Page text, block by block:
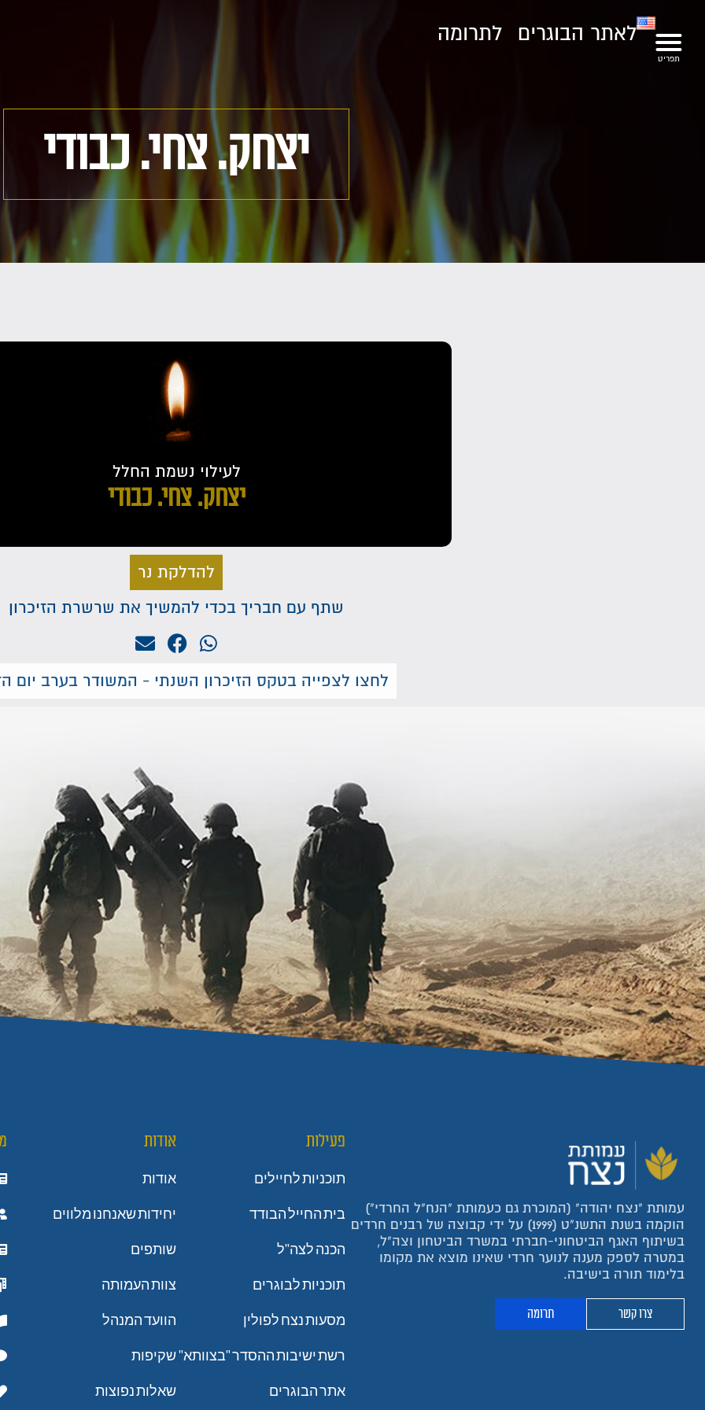
לאתר הבוגרים לתרומה
יצחק. צחי. כבודי
לעילוי נשמת החלל
יצחק. צחי. כבודי
להדלקת נר
שתף עם חבריך בכדי להמשיך את שרשרת הזיכרון
לחצו לצפייה בטקס הזיכרון השנתי - המשודר בערב יום
עמותת "נצח יהודה" (המוכרת גם כעמותת "הנח"ל החרדי")
הוקמה בשנת התשנ"ט (1999) על ידי קבוצה של רבנים חרדים
בשיתוף האגף הביטחוני-חברתי במשרד הביטחון וצה"ל,
במטרה לספק מענה לנוער חרדי שאינו מוצא את מקומו
בלימוד תורה בישיבה.
צרו קשר תרומה
פעילות
תוכניות לחיילים
בית החייל הבודד
הכנה לצה"ל
תוכניות לבוגרים
מסעות נצח לפולין
רשת ישיבות ההסדר "בצוותא"
אתר הבוגרים
אודות
אודות
יחידות שאנחנו מלווים
שותפים
צוות העמותה
הוועד המנהל
שקיפות
שאלות נפוצות